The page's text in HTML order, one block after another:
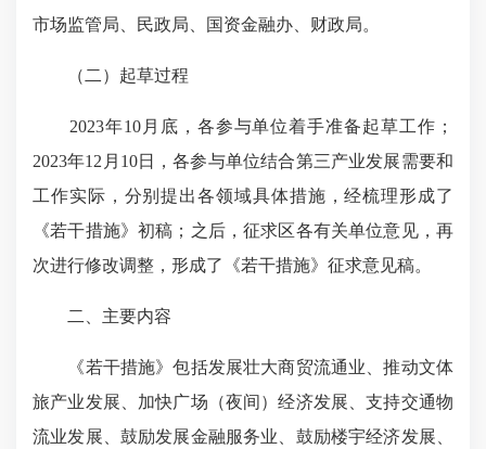
市场监管局、民政局、国资金融办、财政局。
（二）起草过程
2023年10月底，各参与单位着手准备起草工作；
2023年12月10日，各参与单位结合第三产业发展需要和
工作实际，分别提出各领域具体措施，经梳理形成了
《若干措施》初稿；之后，征求区各有关单位意见，再
次进行修改调整，形成了《若干措施》征求意见稿。
二、主要内容
《若干措施》包括发展壮大商贸流通业、推动文体
旅产业发展、加快广场（夜间）经济发展、支持交通物
流业发展、鼓励发展金融服务业、鼓励楼宇经济发展、